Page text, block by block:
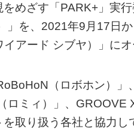
めざす「PARK+」実
」を、2021年9月17日
アード シブヤ）」にオ
（ロボホン）
ロミィ）」、GROOVE
取り扱う各社と協力し